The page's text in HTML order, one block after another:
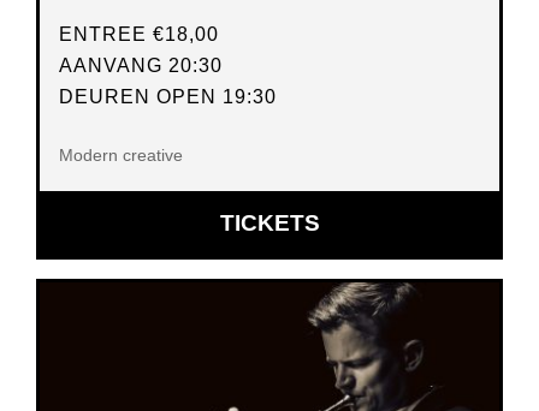
ENTREE €18,00
AANVANG 20:30
DEUREN OPEN 19:30
Modern creative
TICKETSOPENT
IN
NIEUW
VENSTER